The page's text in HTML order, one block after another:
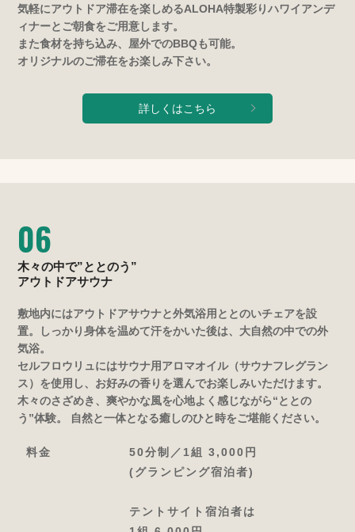
気軽にアウトドア滞在を楽しめるALOHA特製彩りハワイアンデ
ィナーとご朝食をご用意します。
また食材を持ち込み、屋外でのBBQも可能。
オリジナルのご滞在をお楽しみ下さい。
詳しくはこちら
06
木々の中で”ととのう”
アウトドアサウナ
敷地内にはアウトドアサウナと外気浴用ととのいチェアを設
置。しっかり身体を温めて汗をかいた後は、大自然の中での外
気浴。
セルフロウリュにはサウナ用アロマオイル（サウナフレグラン
ス）を使用し、お好みの香りを選んでお楽しみいただけます。
木々のさざめき、爽やかな風を心地よく感じながら“ととの
う”体験。 自然と一体となる癒しのひと時をご堪能ください。
料金
50分制／1組 3,000円
(グランピング宿泊者)
テントサイト宿泊者は